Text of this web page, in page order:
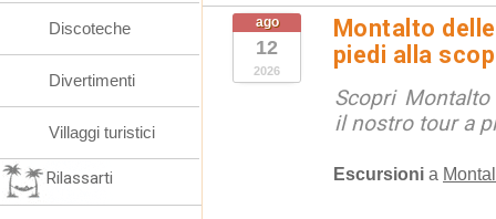
ago
12
2026
Montalto
piedi alla
Scopri
il nostro tour a
Escursioni a
Discoteche
Divertimenti
Villaggi turistici
Rilassarti